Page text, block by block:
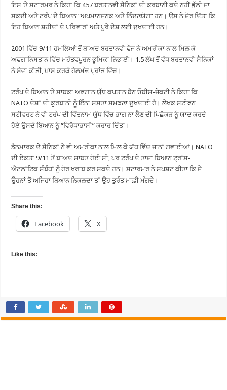
ਇਸ ’ਤੇ ਸਟਾਰਮਰ ਨੇ ਕਿਹਾ ਕਿ 457 ਬਰਤਾਨਵੀ ਸੈਨਿਕਾਂ ਦੀ ਕੁਰਬਾਨੀ ਕਦੇ ਨਹੀਂ ਭੁੱਲੀ ਜਾ
ਸਕਦੀ ਅਤੇ ਟਰੰਪ ਦੇ ਬਿਆਨ “ਅਪਮਾਨਜਨਕ ਅਤੇ ਨਿੰਦਣਯੋਗ” ਹਨ। ਉਸ ਨੇ ਜ਼ੋਰ ਦਿੱਤਾ ਕਿ
ਇਹ ਬਿਆਨ ਸ਼ਹੀਦਾਂ ਦੇ ਪਰਿਵਾਰਾਂ ਅਤੇ ਪੂਰੇ ਦੇਸ਼ ਲਈ ਦੁਖਦਾਈ ਹਨ।
2001 ਵਿੱਚ 9/11 ਹਮਲਿਆਂ ਤੋਂ ਬਾਅਦ ਬਰਤਾਨਵੀ ਫੌਜ ਨੇ ਅਮਰੀਕਾ ਨਾਲ ਮਿਲ ਕੇ
ਅਫਗਾਨਿਸਤਾਨ ਵਿੱਚ ਮਹੱਤਵਪੂਰਨ ਭੂਮਿਕਾ ਨਿਭਾਈ। 1.5 ਲੱਖ ਤੋਂ ਵੱਧ ਬਰਤਾਨਵੀ ਸੈਨਿਕਾਂ
ਨੇ ਸੇਵਾ ਕੀਤੀ, ਖ਼ਾਸ ਕਰਕੇ ਹੇਲਮੰਦ ਪ੍ਰਾਂਤ ਵਿੱਚ।
ਟਰੰਪ ਦੇ ਬਿਆਨ ‘ਤੇ ਸਾਬਕਾ ਅਫਗਾਨ ਯੁੱਧ ਕਪਤਾਨ ਬੈਨ ਓਬੀਸ-ਜੇਕਟੀ ਨੇ ਕਿਹਾ ਕਿ
NATO ਦੇਸ਼ਾਂ ਦੀ ਕੁਰਬਾਨੀ ਨੂੰ ਇੰਨਾ ਸਸਤਾ ਸਮਝਣਾ ਦੁਖਦਾਈ ਹੈ। ਲੇਖਕ ਸਟੀਫਨ
ਸਟੀਵਰਟ ਨੇ ਵੀ ਟਰੰਪ ਦੀ ਵਿੱਤਨਾਮ ਯੁੱਧ ਵਿੱਚ ਭਾਗ ਨਾ ਲੈਣ ਦੀ ਪਿਛੋਕੜ ਨੂੰ ਯਾਦ ਕਰਦੇ
ਹੋਏ ਉਸਦੇ ਬਿਆਨ ਨੂੰ “ਵਿਰੋਧਾਭਾਸੀ” ਕਰਾਰ ਦਿੱਤਾ।
ਡੈਨਮਾਰਕ ਦੇ ਸੈਨਿਕਾਂ ਨੇ ਵੀ ਅਮਰੀਕਾ ਨਾਲ ਮਿਲ ਕੇ ਯੁੱਧ ਵਿੱਚ ਜਾਨਾਂ ਗਵਾਈਆਂ। NATO
ਦੀ ਏਕਤਾ 9/11 ਤੋਂ ਬਾਅਦ ਸਾਬਤ ਹੋਈ ਸੀ, ਪਰ ਟਰੰਪ ਦੇ ਤਾਜ਼ਾ ਬਿਆਨ ਟ੍ਰਾਂਸ-
ਐਟਲਾਂਟਿਕ ਸੰਬੰਧਾਂ ਨੂੰ ਹੋਰ ਖਰਾਬ ਕਰ ਸਕਦੇ ਹਨ। ਸਟਾਰਮਰ ਨੇ ਸਪਸ਼ਟ ਕੀਤਾ ਕਿ ਜੇ
ਉਹਨਾਂ ਤੋਂ ਅਜਿਹਾ ਬਿਆਨ ਨਿਕਲਦਾ ਤਾਂ ਉਹ ਤੁਰੰਤ ਮਾਫ਼ੀ ਮੰਗਦੇ।
Share this:
Facebook X
Like this: